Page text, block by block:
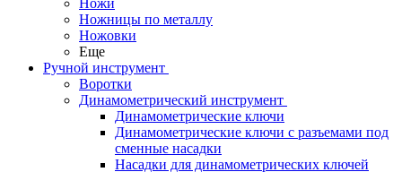
Ножи
Ножницы по металлу
Ножовки
Еще
Ручной инструмент
Воротки
Динамометрический инструмент
Динамометрические ключи
Динамометрические ключи с разъемами под
сменные насадки
Насадки для динамометрических ключей